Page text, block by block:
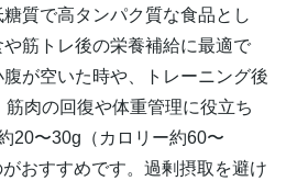
質で高タンパク質な食品とし
筋トレ後の栄養補給に最適で
が空いた時や、トレーニング後
肉の回復や体重管理に役立ち
20〜30g（カロリー約60〜
おすすめです。過剰摂取を避け